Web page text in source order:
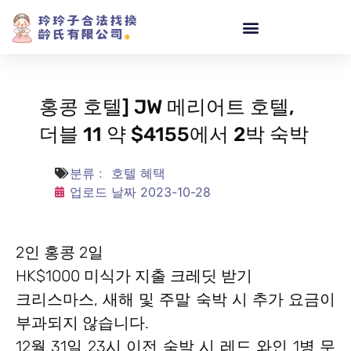
홍콩 호텔] JW 메리어트 호텔,
더블 11 약 $4155에서 2박 숙박
분류﹕
호텔 혜택
업로드 날짜 2023-10-28
2인 홍콩 2일
HK$1000 미식가 지출 크레딧 받기
크리스마스, 새해 및 주말 숙박 시 추가 요금이
부과되지 않습니다.
12월 31일 23시 이전 숙박 시 레드 와인 1병 무